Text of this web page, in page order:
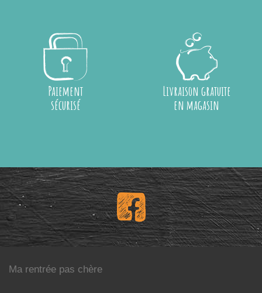
Paiement
sécurisé
Livraison gratuite
en magasin
Ma rentrée pas chère